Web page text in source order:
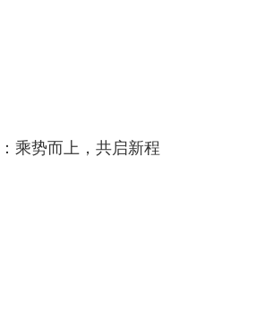
乘势而上，共启新程